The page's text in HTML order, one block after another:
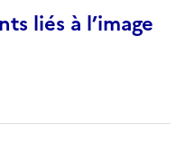
liés à l’image